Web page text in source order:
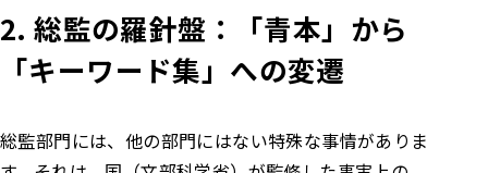
2. 総監の羅針盤：「青本」から
「キーワード集」への変遷
総監部門には、他の部門にはない特殊な事情がありま